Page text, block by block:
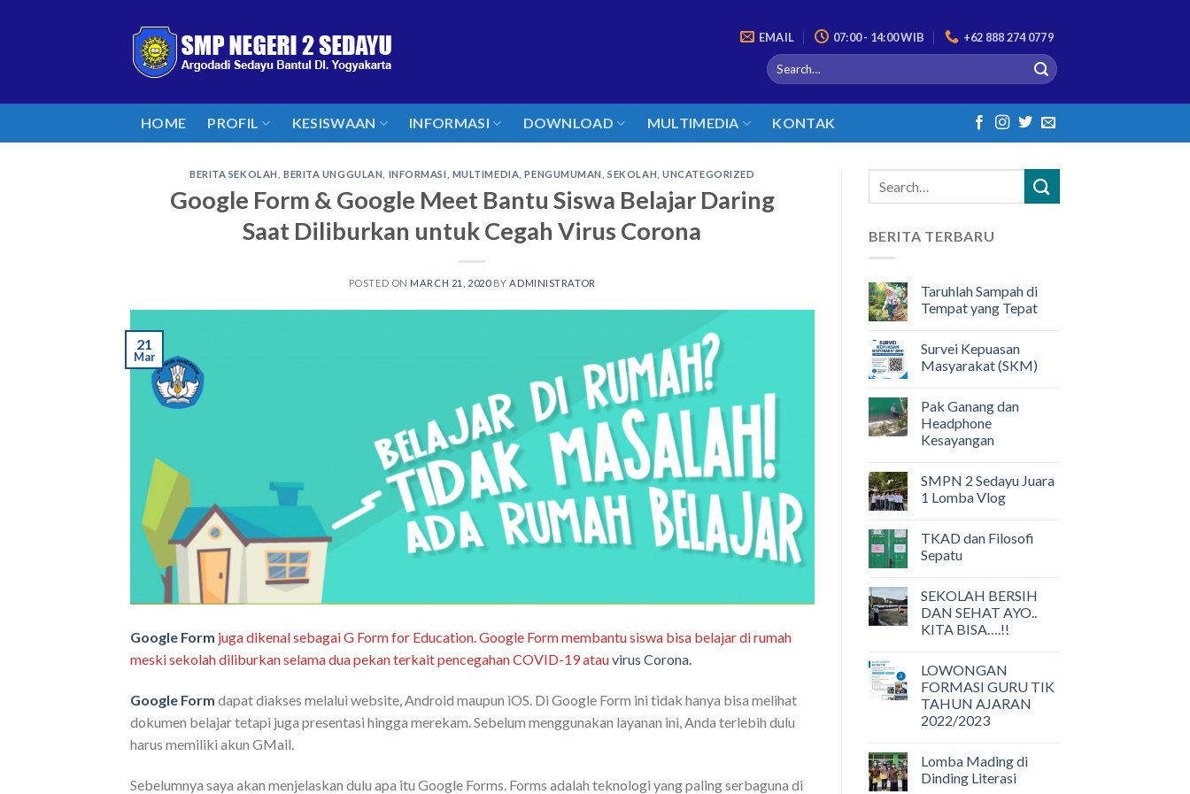
EMAIL 07:00 - 14:00 WIB +62 888 274 0779
HOME PROFIL KESISWAAN INFORMASI DOWNLOAD MULTIMEDIA KONTAK
BERITA SEKOLAH BERITA UNGGULAN INFORMASI MULTIMEDIA ,PENGUMUMAN ,SEKOLAH ,UNCATEGORIZED
Google Form & Google Meet Bantu Siswa Belajar Daring
Saat Diliburkan untuk Cegah Virus Corona
POSTED ON MARCH 21, 2020BY ADMINISTRATOR
21
Mar
Google Form juga dikenal sebagai G Form for Education. Google Form membantu siswa bisa belajar di rumah
meski sekolah diliburkan selama dua pekan terkait pencegahan COVID-19 atauvirus Corona.
Google Form dapat diakses melalui website, Android maupun iOS. Di Google Form ini tidak hanya bisa melihat
dokumen belajar tetapi juga presentasi hingga merekam. Sebelum menggunakan layanan ini, Anda terlebih dulu
harus memiliki akun GMail.
Sebelumnya saya akan menjelaskan dulu apa itu Google Forms. Forms adalah teknologi yang paling serbaguna di
BERITA TERBARU
Taruhlah Sampah di
Tempat yang Tepat
Survei Kepuasan
Masyarakat (SKM)
Pak Ganang dan
Headphone
Kesayangan
SMPN 2 Sedayu Juara
1 Lomba Vlog
TKAD dan Filosofi
Sepatu
SEKOLAH BERSIH
DAN SEHAT AYO..
KITA BISA….!!
LOWONGAN
FORMASI GURU TIK
TAHUN AJARAN
2022/2023
Lomba Mading di
Dinding Literasi